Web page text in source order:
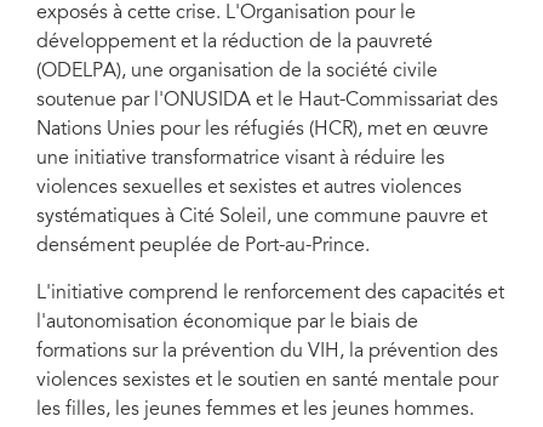
exposés à cette crise. L'Organisation pour le
développement et la réduction de la pauvreté
(ODELPA), une organisation de la société civile
soutenue par l'ONUSIDA et le Haut-Commissariat des
Nations Unies pour les réfugiés (HCR), met en œuvre
une initiative transformatrice visant à réduire les
violences sexuelles et sexistes et autres violences
systématiques à Cité Soleil, une commune pauvre et
densément peuplée de Port-au-Prince.
L'initiative comprend le renforcement des capacités et
l'autonomisation économique par le biais de
formations sur la prévention du VIH, la prévention des
violences sexistes et le soutien en santé mentale pour
les filles, les jeunes femmes et les jeunes hommes.